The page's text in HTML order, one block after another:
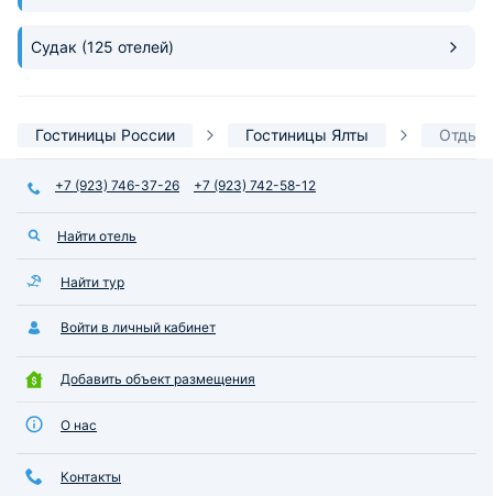
Судак (125 отелей)
Гостиницы России Гостиницы Ялты Отдых
+7 (923) 746-37-26 +7 (923) 742-58-12
Найти отель
Найти тур
Войти в личный кабинет
Добавить объект размещения
О нас
Контакты